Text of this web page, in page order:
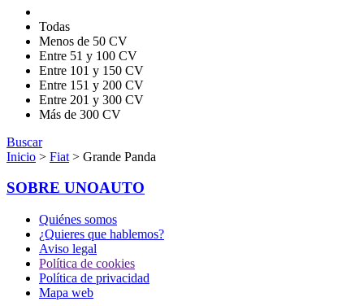
Todas
Menos de 50 CV
Entre 51 y 100 CV
Entre 101 y 150 CV
Entre 151 y 200 CV
Entre 201 y 300 CV
Más de 300 CV
Buscar
Inicio > Fiat > Grande Panda
SOBRE UNOAUTO
Quiénes somos
¿Quieres que hablemos?
Aviso legal
Política de cookies
Política de privacidad
Mapa web